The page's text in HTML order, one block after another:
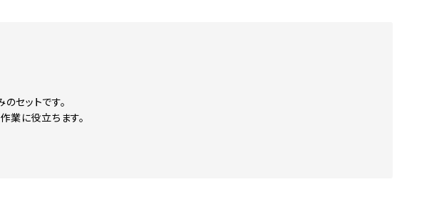
セットです。
業に役立ちます。